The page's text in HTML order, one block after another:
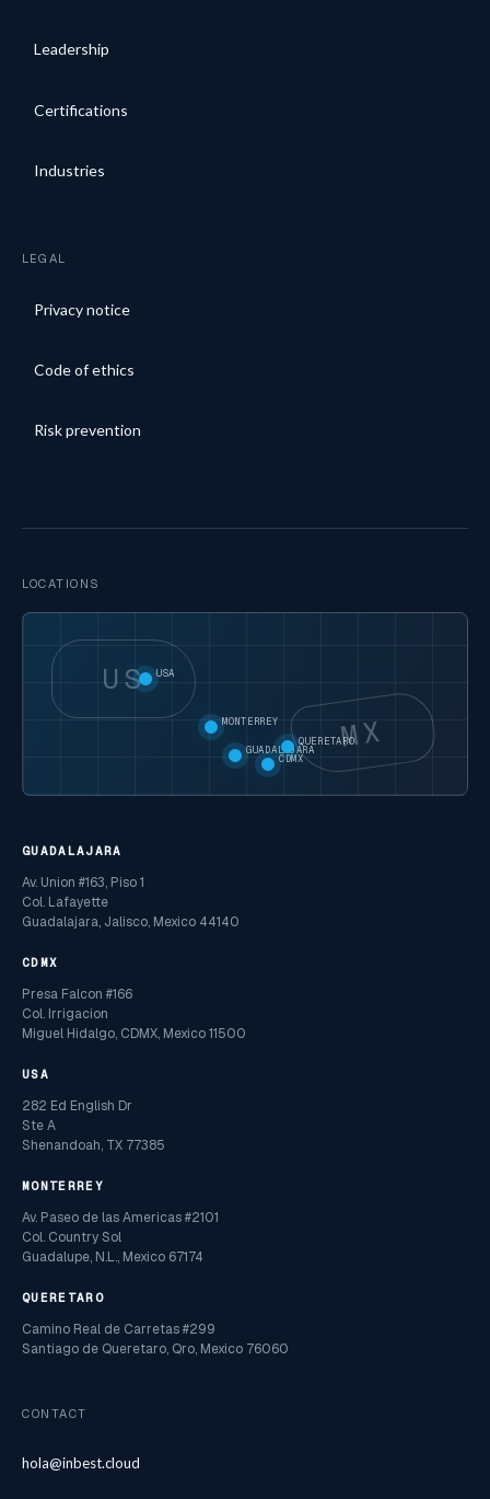
Leadership
Certifications
Industries
LEGAL
Privacy notice
Code of ethics
Risk prevention
LOCATIONS
US
MX
USA
MONTERREY
GUADALAJARA
CDMX
QUERETARO
GUADALAJARA
Av. Union #163, Piso 1
Col. Lafayette
Guadalajara, Jalisco, Mexico 44140
CDMX
Presa Falcon #166
Col. Irrigacion
Miguel Hidalgo, CDMX, Mexico 11500
USA
282 Ed English Dr
Ste A
Shenandoah, TX 77385
MONTERREY
Av. Paseo de las Americas #2101
Col. Country Sol
Guadalupe, N.L., Mexico 67174
QUERETARO
Camino Real de Carretas #299
Santiago de Queretaro, Qro, Mexico 76060
CONTACT
hola@inbest.cloud